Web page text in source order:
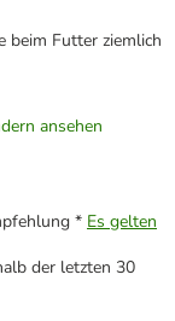
beim Futter ziemlich
ansehen
* Es gelten
der letzten 30